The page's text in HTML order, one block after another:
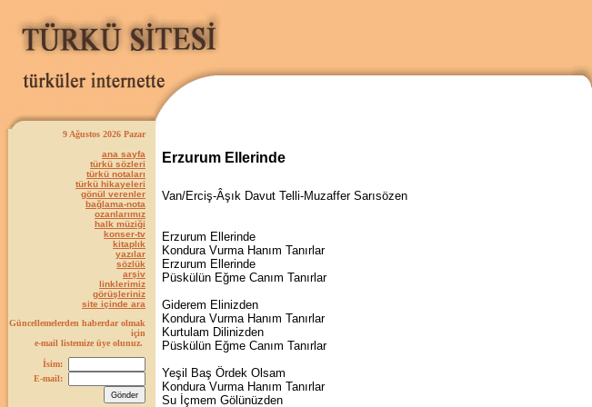
9 Ağustos 2026 Pazar
ana sayfa
türkü sözleri
türkü notaları
türkü hikayeleri
gönül verenler
bağlama-nota
ozanlarımız
halk müziği
konser-tv
kitaplık
yazılar
sözlük
arşiv
linklerimiz
görüşleriniz
site içinde ara
Güncellemelerden haberdar olmak
için
e-mail listemize üye olunuz.
İsim:
E-mail:
Erzurum Ellerinde
Van/Erciş-Âşık Davut Telli-Muzaffer Sarısözen
Erzurum Ellerinde
Kondura Vurma Hanım Tanırlar
Erzurum Ellerinde
Püskülün Eğme Canım Tanırlar
Giderem Elinizden
Kondura Vurma Hanım Tanırlar
Kurtulam Dilinizden
Püskülün Eğme Canım Tanırlar
Yeşil Baş Ördek Olsam
Kondura Vurma Hanım Tanırlar
Su İçmem Gölünüzden